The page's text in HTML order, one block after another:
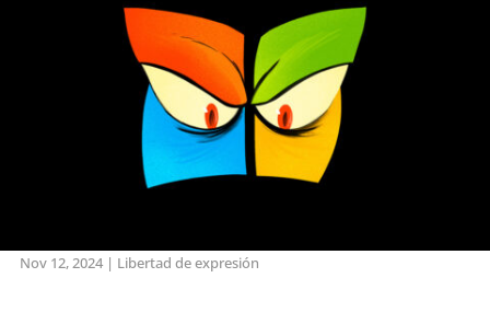
Nov 12, 2024| Libertad de expresión